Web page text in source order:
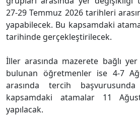
27-29 Temmuz 2026 tarihleri
yapabilecek. Bu kapsamdaki
tarihinde gerçekleştirilecek.
İller arasında mazerete bağlı
bulunan öğretmenler ise 4-7
arasında tercih
kapsamdaki atamalar 11
yapılacak.